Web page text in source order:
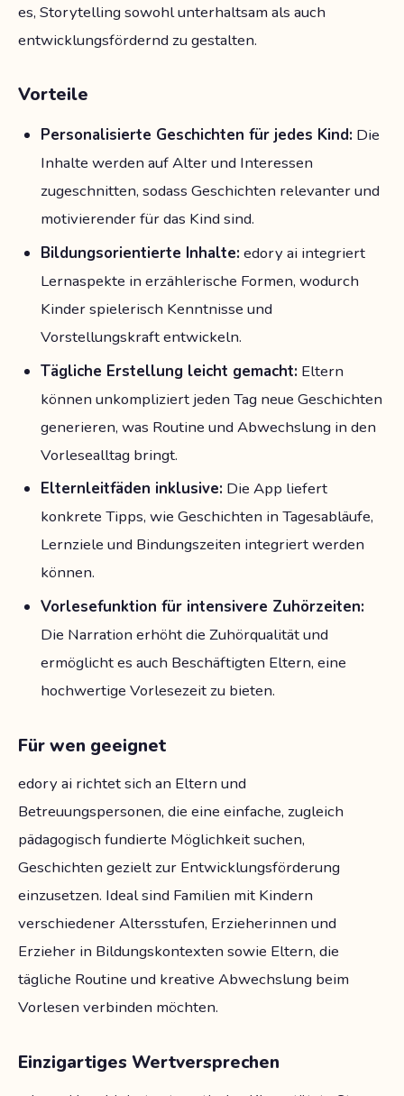
es, Storytelling sowohl unterhaltsam als auch
entwicklungsfördernd zu gestalten.
Vorteile
Personalisierte Geschichten für jedes Kind: Die
Inhalte werden auf Alter und Interessen
zugeschnitten, sodass Geschichten relevanter und
motivierender für das Kind sind.
Bildungsorientierte Inhalte: edory ai integriert
Lernaspekte in erzählerische Formen, wodurch
Kinder spielerisch Kenntnisse und
Vorstellungskraft entwickeln.
Tägliche Erstellung leicht gemacht: Eltern
können unkompliziert jeden Tag neue Geschichten
generieren, was Routine und Abwechslung in den
Vorlesealltag bringt.
Elternleitfäden inklusive: Die App liefert
konkrete Tipps, wie Geschichten in Tagesabläufe,
Lernziele und Bindungszeiten integriert werden
können.
Vorlesefunktion für intensivere Zuhörzeiten:
Die Narration erhöht die Zuhörqualität und
ermöglicht es auch Beschäftigten Eltern, eine
hochwertige Vorlesezeit zu bieten.
Für wen geeignet
edory ai richtet sich an Eltern und
Betreuungspersonen, die eine einfache, zugleich
pädagogisch fundierte Möglichkeit suchen,
Geschichten gezielt zur Entwicklungsförderung
einzusetzen. Ideal sind Familien mit Kindern
verschiedener Altersstufen, Erzieherinnen und
Erzieher in Bildungskontexten sowie Eltern, die
tägliche Routine und kreative Abwechslung beim
Vorlesen verbinden möchten.
Einzigartiges Wertversprechen